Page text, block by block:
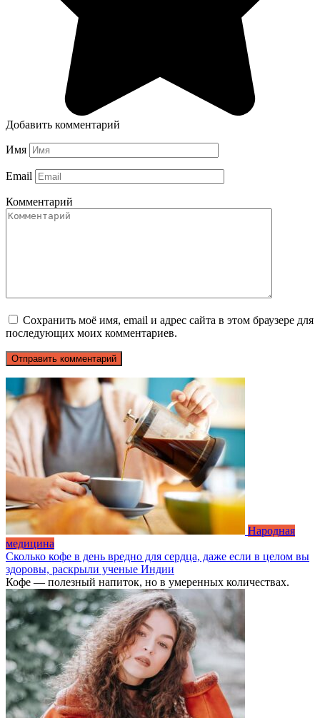
Добавить комментарий
Имя
Email
Комментарий
Сохранить моё имя, email и адрес сайта в этом браузере для
последующих моих комментариев.
Народная
медицина
Сколько кофе в день вредно для сердца, даже если в целом вы
здоровы, раскрыли ученые Индии
Кофе — полезный напиток, но в умеренных количествах.